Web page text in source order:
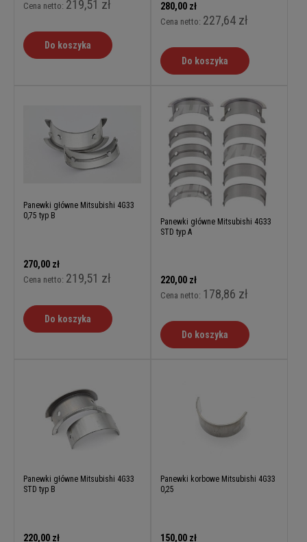
Cena netto: 219,51 zł
Do koszyka
280,00 zł
Cena netto: 227,64 zł
Do koszyka
Panewki główne Mitsubishi 4G33
0,75 typ B
270,00 zł
Cena netto: 219,51 zł
Do koszyka
Panewki główne Mitsubishi 4G33
STD typ A
220,00 zł
Cena netto: 178,86 zł
Do koszyka
Panewki główne Mitsubishi 4G33
STD typ B
220,00 zł
Panewki korbowe Mitsubishi 4G33
0,25
150,00 zł